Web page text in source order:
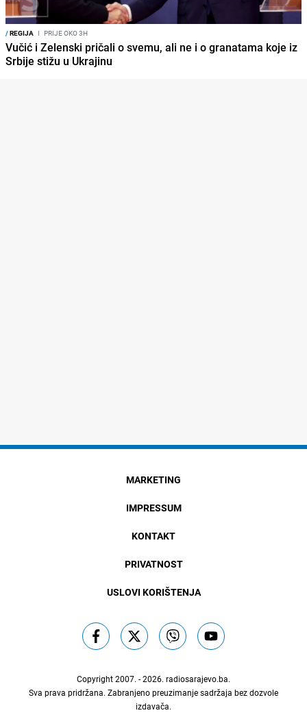
/REGIJA I PRIJE OKO 3H
Vučić i Zelenski pričali o svemu, ali ne i o granatama koje iz
Srbije stižu u Ukrajinu
MARKETING
IMPRESSUM
KONTAKT
PRIVATNOST
USLOVI KORIŠTENJA
Copyright 2007. - 2026. radiosarajevo.ba.
Sva prava pridržana. Zabranjeno preuzimanje sadržaja bez dozvole
izdavača.